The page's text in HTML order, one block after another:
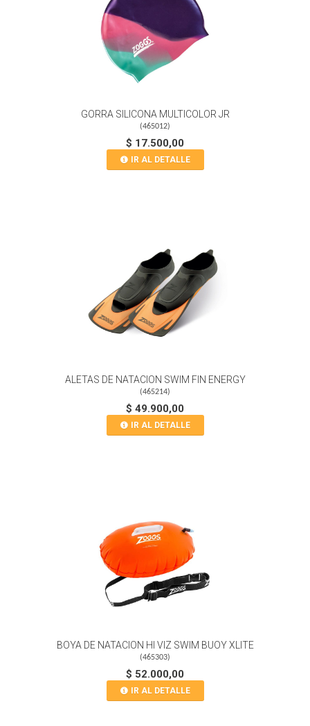
GORRA SILICONA MULTICOLOR JR
(465012)
$ 17.500,00
IR AL DETALLE
ALETAS DE NATACION SWIM FIN ENERGY
(465214)
$ 49.900,00
IR AL DETALLE
BOYA DE NATACION HI VIZ SWIM BUOY XLITE
(465303)
$ 52.000,00
IR AL DETALLE